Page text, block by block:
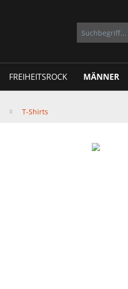
FREIHEITSROCK MÄNNER
T-Shirts